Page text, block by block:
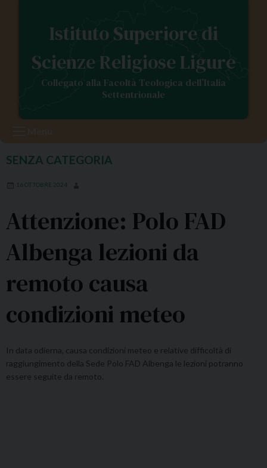
Istituto Superiore di
Scienze Religiose Ligure
Collegato alla Facoltà Teologica dell’Italia
Settentrionale
SENZA CATEGORIA
16 OTTOBRE 2024
Attenzione: Polo FAD
Albenga lezioni da
remoto causa
condizioni meteo
In data odierna, causa condizioni meteo e relative difficoltà di
raggiungimento della Sede Polo FAD Albenga le lezioni potranno
essere seguite da remoto.